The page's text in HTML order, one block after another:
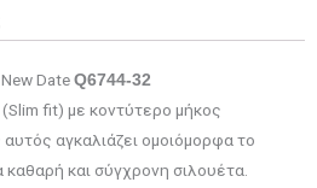
Date Q6744-32
fit) με κοντύτερο μήκος
αγκαλιάζει ομοιόμορφα το
και σύγχρονη σιλουέτα.